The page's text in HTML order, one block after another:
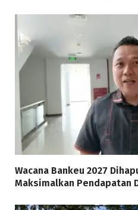
Wacana Bankeu 2027
Maksimalkan Pendapatan